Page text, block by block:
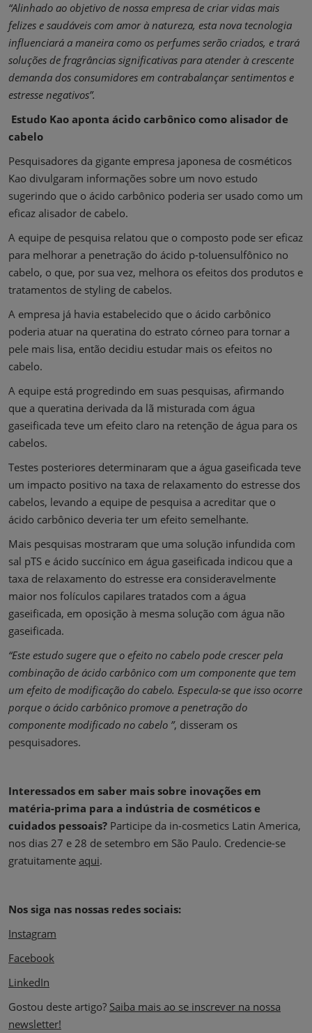
“Alinhado ao objetivo de nossa empresa de criar vidas mais
felizes e saudáveis ​​com amor à natureza, esta nova tecnologia
influenciará a maneira como os perfumes serão criados, e trará
soluções de fragrâncias significativas para atender à crescente
demanda dos consumidores em contrabalançar sentimentos e
estresse negativos”.
Estudo Kao aponta ácido carbônico como alisador de
cabelo
Pesquisadores da gigante empresa japonesa de cosméticos
Kao divulgaram informações sobre um novo estudo
sugerindo que o ácido carbônico poderia ser usado como um
eficaz alisador de cabelo.
A equipe de pesquisa relatou que o composto pode ser eficaz
para melhorar a penetração do ácido p-toluensulfônico no
cabelo, o que, por sua vez, melhora os efeitos dos produtos e
tratamentos de styling de cabelos.
A empresa já havia estabelecido que o ácido carbônico
poderia atuar na queratina do estrato córneo para tornar a
pele mais lisa, então decidiu estudar mais os efeitos no
cabelo.
A equipe está progredindo em suas pesquisas, afirmando
que a queratina derivada da lã misturada com água
gaseificada teve um efeito claro na retenção de água para os
cabelos.
Testes posteriores determinaram que a água gaseificada teve
um impacto positivo na taxa de relaxamento do estresse dos
cabelos, levando a equipe de pesquisa a acreditar que o
ácido carbônico deveria ter um efeito semelhante.
Mais pesquisas mostraram que uma solução infundida com
sal pTS e ácido succínico em água gaseificada indicou que a
taxa de relaxamento do estresse era consideravelmente
maior nos folículos capilares tratados com a água
gaseificada, em oposição à mesma solução com água não
gaseificada.
“Este estudo sugere que o efeito no cabelo pode crescer pela
combinação de ácido carbônico com um componente que tem
um efeito de modificação do cabelo. Especula-se que isso ocorre
porque o ácido carbônico promove a penetração do
componente modificado no cabelo ”, disseram os
pesquisadores.
Interessados em saber mais sobre inovações em
matéria-prima para a indústria de cosméticos e
cuidados pessoais? Participe da in-cosmetics Latin America,
nos dias 27 e 28 de setembro em São Paulo. Credencie-se
gratuitamente aqui.
Nos siga nas nossas redes sociais:
Instagram
Facebook
LinkedIn
Gostou deste artigo? Saiba mais ao se inscrever na nossa
newsletter!